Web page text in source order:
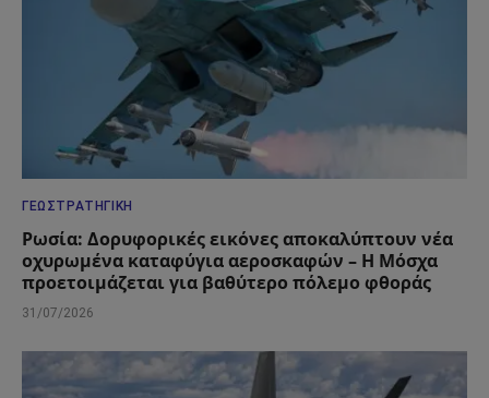
ΓΕΩΣΤΡΑΤΗΓΙΚΉ
Ρωσία: Δορυφορικές εικόνες αποκαλύπτουν νέα
οχυρωμένα καταφύγια αεροσκαφών – Η Μόσχα
προετοιμάζεται για βαθύτερο πόλεμο φθοράς
31/07/2026